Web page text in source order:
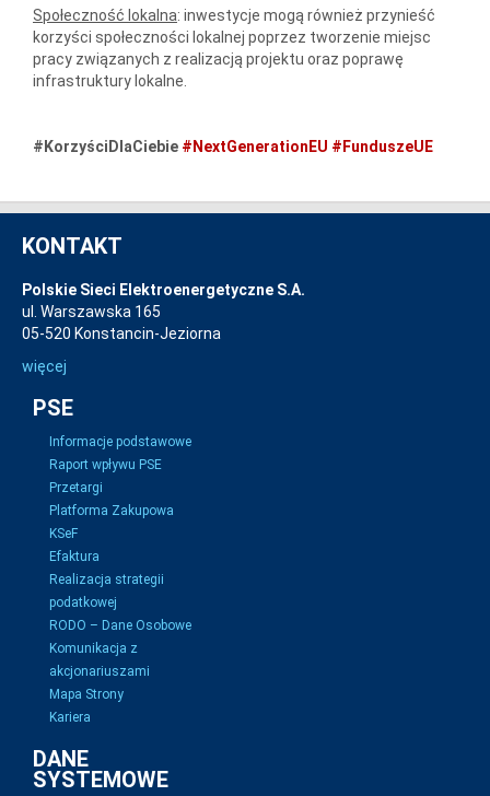
Społeczność lokalna: inwestycje mogą również przynieść
korzyści społeczności lokalnej poprzez tworzenie miejsc
pracy związanych z realizacją projektu oraz poprawę
infrastruktury lokalne.
#KorzyściDlaCiebie #NextGenerationEU #FunduszeUE
KONTAKT
Polskie Sieci Elektroenergetyczne S.A.
ul. Warszawska 165
05-520 Konstancin-Jeziorna
więcej
PSE
Informacje podstawowe
Raport wpływu PSE
Przetargi
Platforma Zakupowa
KSeF
Efaktura
Realizacja strategii
podatkowej
RODO – Dane Osobowe
Komunikacja z
akcjonariuszami
Mapa Strony
Kariera
DANE
SYSTEMOWE